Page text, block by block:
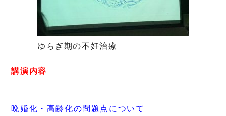
ゆらぎ期の不妊治療
講演内容
晩婚化・高齢化の問題点について